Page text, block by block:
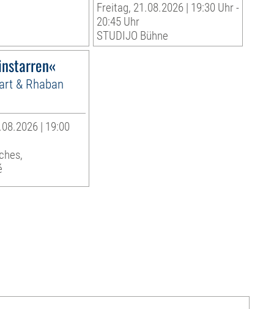
Freitag, 21.08.2026 | 19:30 Uhr -
20:45 Uhr
STUDIJO Bühne
& Rhaban
| 19:00